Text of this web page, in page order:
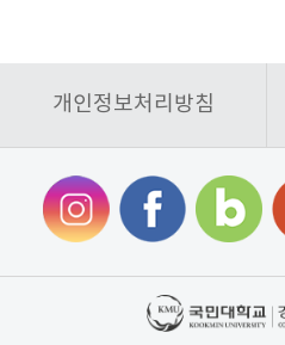
개인정보처리방침